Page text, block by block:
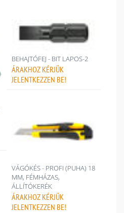
BEHAJTÓFEJ - BIT LAPOS-2
ÁRAKHOZ KÉRJÜK
JELENTKEZZEN BE!
VÁGÓKÉS - PROFI (PUHA) 18
MM, FÉMHÁZAS,
ÁLLÍTÓKERÉK
ÁRAKHOZ KÉRJÜK
JELENTKEZZEN BE!